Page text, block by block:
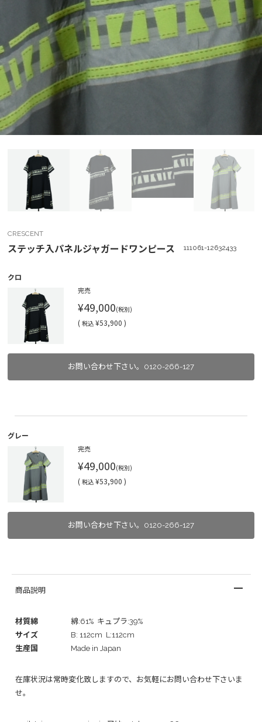
CRESCENT
ステッチ入パネルジャガードワンピース 111061-12632433
クロ
完売
¥49,000(税別)
( 税込 ¥53,900 )
お問い合わせ下さい。0120-266-127
グレー
完売
¥49,000(税別)
( 税込 ¥53,900 )
お問い合わせ下さい。0120-266-127
商品説明
材質綿
綿:61% キュプラ:39%
サイズ
B: 112cm L:112cm
生産国
Made in Japan
在庫状況は常時変化致しますので、お気軽にお問い合わせ下さいま
せ。